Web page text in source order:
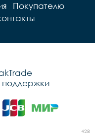
Покупателю
428